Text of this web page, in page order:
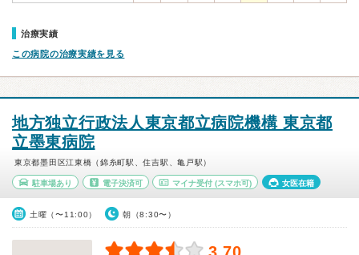
治療実績
この病院の治療実績を見る
地方独立行政法人東京都立病院機構 東京都
立墨東病院
東京都墨田区江東橋（錦糸町駅、住吉駅、亀戸駅）
駐車場あり 電子決済可 マイナ受付 (スマホ可) 女医在籍
土曜（〜11:00） 朝（8:30〜）